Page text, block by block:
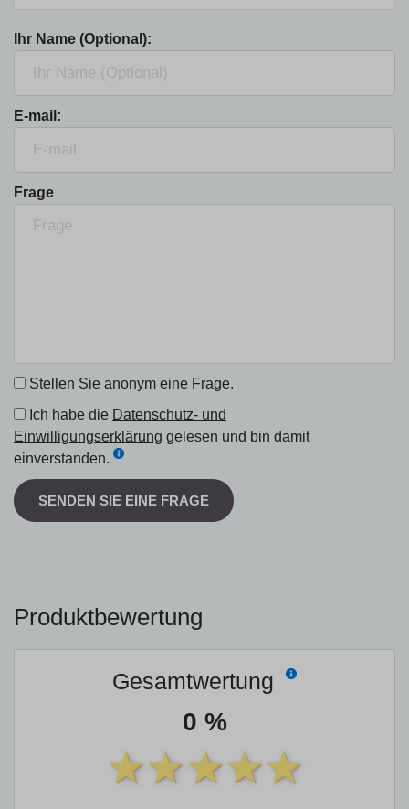
Ihr Name (Optional):
E-mail:
Frage
Stellen Sie anonym eine Frage.
Ich habe die Datenschutz- und
Einwilligungserklärung gelesen und bin damit
einverstanden.
SENDEN SIE EINE FRAGE
Produktbewertung
Gesamtwertung
0 %